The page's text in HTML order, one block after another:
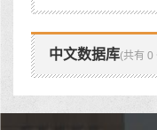
中文数据库(共有 0